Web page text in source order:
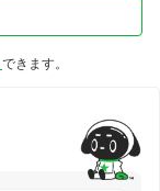
できます。